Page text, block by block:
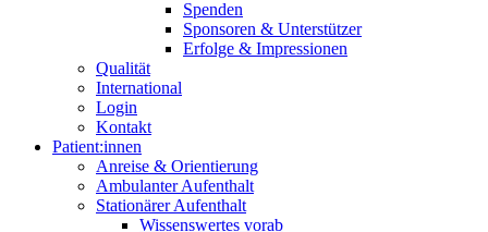
Spenden
Sponsoren & Unterstützer
Erfolge & Impressionen
Qualität
International
Login
Kontakt
Patient:innen
Anreise & Orientierung
Ambulanter Aufenthalt
Stationärer Aufenthalt
Wissenswertes vorab